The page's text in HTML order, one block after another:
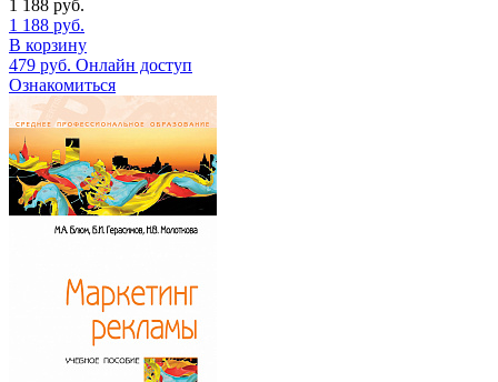
1 188 руб.
1 188 руб.
В корзину
479 руб. Онлайн доступ
Ознакомиться